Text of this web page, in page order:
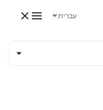
עברית